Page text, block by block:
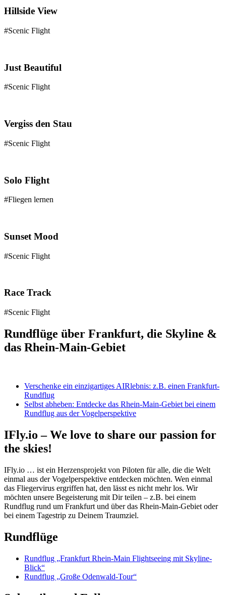
Hillside View
#Scenic Flight
Just Beautiful
#Scenic Flight
Vergiss den Stau
#Scenic Flight
Solo Flight
#Fliegen lernen
Sunset Mood
#Scenic Flight
Race Track
#Scenic Flight
Rundflüge über Frankfurt, die Skyline &
das Rhein-Main-Gebiet
Verschenke ein einzigartiges AIRlebnis: z.B. einen Frankfurt-
Rundflug
Selbst abheben: Entdecke das Rhein-Main-Gebiet bei einem
Rundflug aus der Vogelperspektive
IFly.io – We love to share our passion for
the skies!
IFly.io … ist ein Herzensprojekt von Piloten für alle, die die Welt
einmal aus der Vogelperspektive entdecken möchten. Wen einmal
das Fliegervirus ergriffen hat, den lässt es nicht mehr los. Wir
möchten unsere Begeisterung mit Dir teilen – z.B. bei einem
Rundflug rund um Frankfurt und über das Rhein-Main-Gebiet oder
bei einem Tagestrip zu Deinem Traumziel.
Rundflüge
Rundflug „Frankfurt Rhein-Main Flightseeing mit Skyline-
Blick“
Rundflug „Große Odenwald-Tour“